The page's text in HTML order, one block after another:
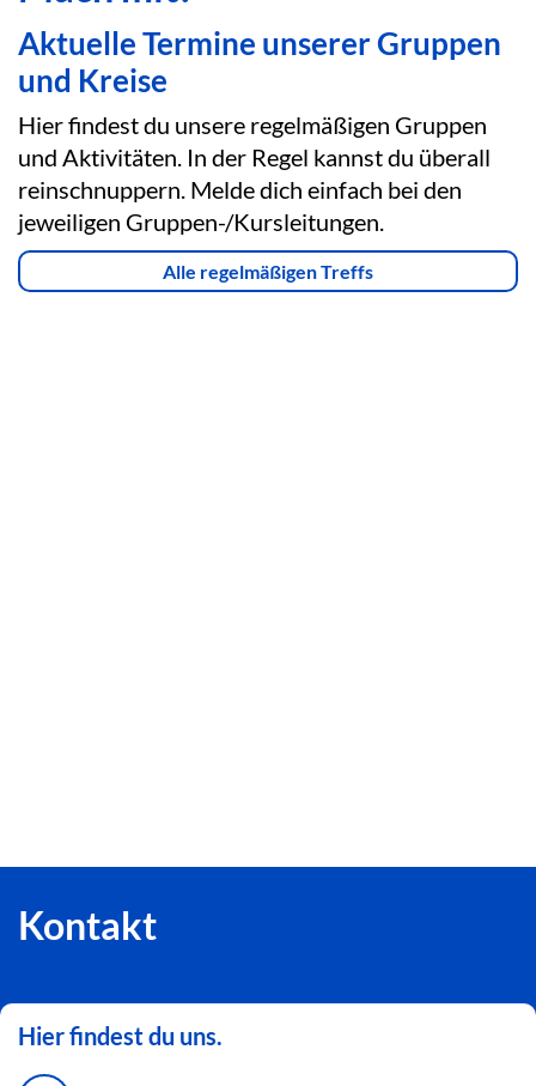
Aktuelle Termine unserer Gruppen
und Kreise
Hier findest du unsere regelmäßigen Gruppen
und Aktivitäten. In der Regel kannst du überall
reinschnuppern. Melde dich einfach bei den
jeweiligen Gruppen-/Kursleitungen.
Alle regelmäßigen Treffs
Kontakt
Hier findest du uns.